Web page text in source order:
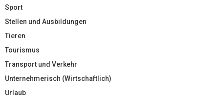
Sport
Stellen und Ausbildungen
Tieren
Tourismus
Transport und Verkehr
Unternehmerisch (Wirtschaftlich)
Urlaub